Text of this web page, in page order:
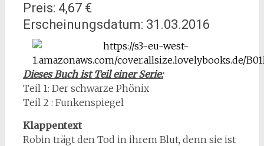
Preis: 4,67 €
Erscheinungsdatum: 31.03.2016
Dieses Buch ist Teil einer Serie:
Teil 1: Der schwarze Phönix
Teil 2 : Funkenspiegel
Klappentext
Robin trägt den Tod in ihrem Blut, denn sie ist